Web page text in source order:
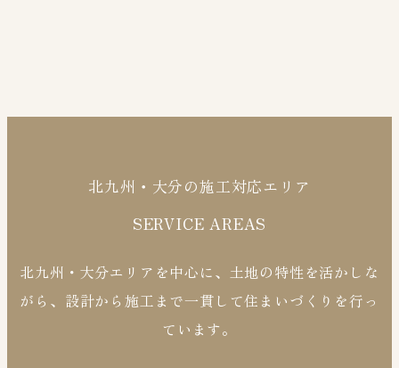
北九州・大分の施工対応エリア
SERVICE AREAS
北九州・大分エリアを中心に、土地の特性を活かしな
がら、設計から施工まで一貫して住まいづくりを行っ
ています。